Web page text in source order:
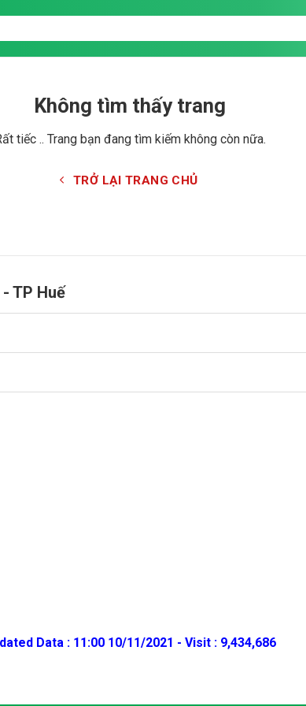
Không tìm thấy trang
tiếc .. Trang bạn đang tìm kiếm không còn nữa.
TRỞ LẠI TRANG CHỦ
TP Huế
Data : 11:00 10/11/2021 - Visit : 9,434,686